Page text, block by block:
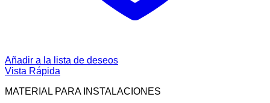
Añadir a la lista de deseos
Vista Rápida
MATERIAL PARA INSTALACIONES